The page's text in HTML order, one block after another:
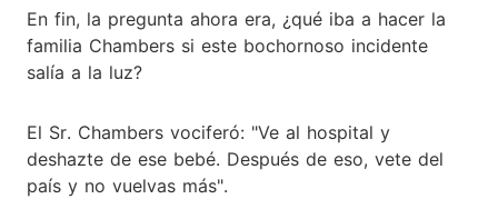
En fin, la pregunta ahora era, ¿qué iba a hacer la
familia Chambers si este bochornoso incidente
salía a la luz?
El Sr. Chambers vociferó: "Ve al hospital y
deshazte de ese bebé. Después de eso, vete del
país y no vuelvas más".